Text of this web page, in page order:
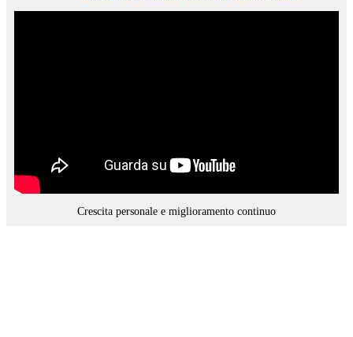
Crescita personale e miglioramento continuo